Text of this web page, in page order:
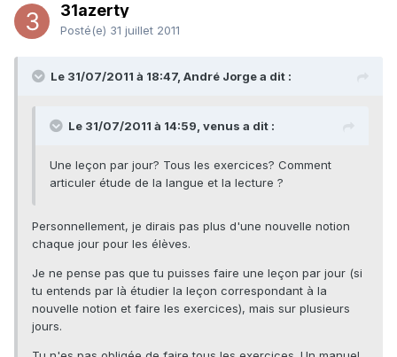
31azerty
Posté(e) 31 juillet 2011
Le 31/07/2011 à 18:47, André Jorge a dit :
Le 31/07/2011 à 14:59, venus a dit :
Une leçon par jour? Tous les exercices? Comment
articuler étude de la langue et la lecture ?
Personnellement, je dirais pas plus d'une nouvelle notion
chaque jour pour les élèves.
Je ne pense pas que tu puisses faire une leçon par jour (si
tu entends par là étudier la leçon correspondant à la
nouvelle notion et faire les exercices), mais sur plusieurs
jours.